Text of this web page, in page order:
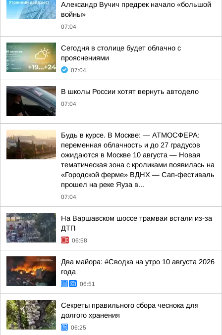
Александр Вучич предрек начало «большой
войны»
07:04
Сегодня в столице будет облачно с
прояснениями
07:04
В школы России хотят вернуть автодело
07:04
Будь в курсе. В Москве: — АТМОСФЕРА:
переменная облачность и до 27 градусов
ожидаются в Москве 10 августа — Новая
тематическая зона с кроликами появилась на
«Городской ферме» ВДНХ — Сап-фестиваль
прошел на реке Яуза в...
07:04
На Варшавском шоссе трамваи встали из-за
ДТП
06:58
Два майора: #Сводка на утро 10 августа 2026
года
06:51
Секреты правильного сбора чеснока для
долгого хранения
06:25